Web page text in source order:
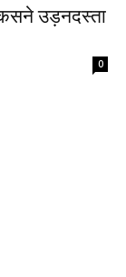
कसने उड़नदस्ता
0